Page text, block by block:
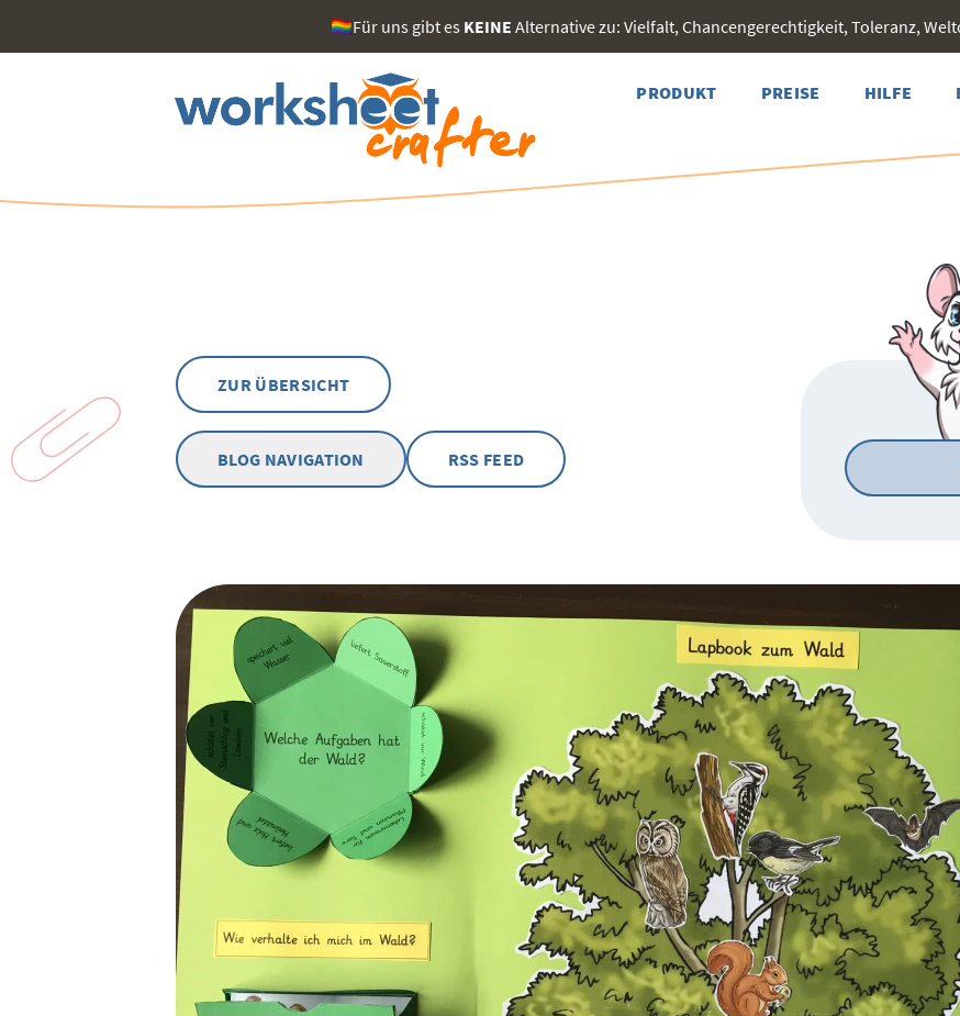
🏳️‍🌈Für uns gibt es KEINE Alternative zu: Vielfalt, Chancengerechtigkeit, Toleranz,
PRODUKT PREISE HILFE
ZUR ÜBERSICHT
BLOG NAVIGATION RSS FEED